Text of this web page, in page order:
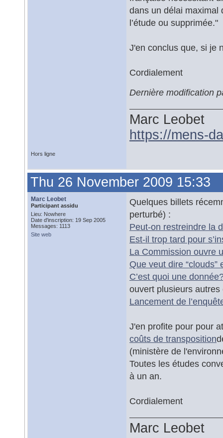
dans un délai maximal
l’étude ou supprimée."
J'en conclus que, si je
Cordialement
Dernière modification
Marc Leobet
https://mens-
Hors ligne
Thu 26 November 2009 15:33
Marc Leobet
Participant assidu
Lieu: Nowhere
Date d'inscription: 19 Sep 2005
Messages: 1113
Site web
Quelques billets
perturbé) :
Peut-on restreindre la
Est-il trop tard pour
La Commission ouvre
Que veut dire “clouds”
C’est quoi une
ouvert plusieurs autres
Lancement de
J'en profite pour pour
coûts de transposition
(ministère de
Toutes les études
à un an.
Cordialement
Marc Leobet